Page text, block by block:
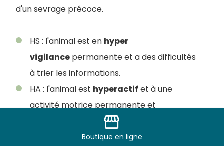
d'un sevrage précoce.
HS : l'animal est en hyper
vigilance permanente et a des difficultés
à trier les informations.
HA : l'animal est hyperactif et à une
activité motrice permanente et
storefront
Boutique en ligne